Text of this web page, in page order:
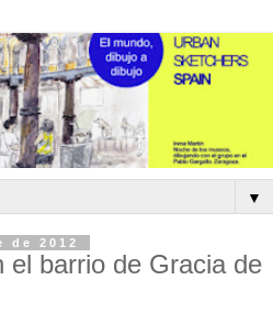
▼
de 2012
el barrio de Gracia de